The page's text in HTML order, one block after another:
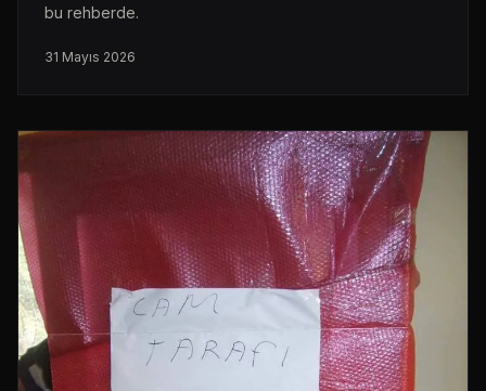
bu rehberde.
31 Mayıs 2026